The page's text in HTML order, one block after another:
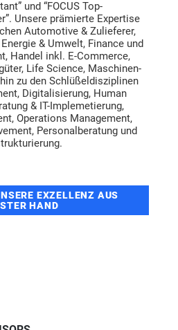
und “FOCUS Top-
Unsere prämierte Expertise
Automotive & Zulieferer,
Energie & Umwelt, Finance und
Handel inkl. E-Commerce,
Life Science, Maschinen-
zu den Schlüßeldisziplinen
Digitalisierung, Human
& IT-Implemetierung,
Operations Management,
Personalberatung und
EXZELLENZ AUS
HAND